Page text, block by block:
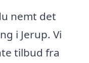
nemt det
i Jerup. Vi
tilbud fra